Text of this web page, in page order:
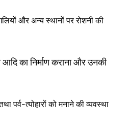
और अन्य स्थानों पर रोशनी की
आदि का निर्माण कराना और उनकी
पर्व-त्योहारों कोमनाने की व्यवस्था